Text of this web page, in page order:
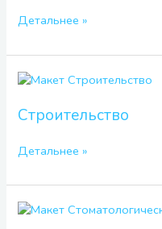
Детальнее »
Строительство
Строительство
Детальнее »
Стоматологическая